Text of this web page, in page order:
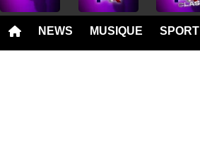
NEWS MUSIQUE SPORT